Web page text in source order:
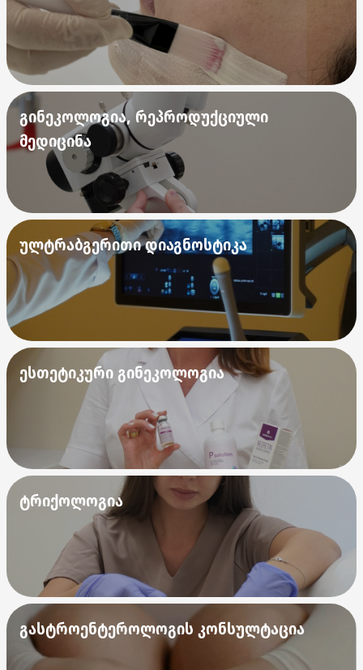
გინეკოლოგია, რეპროდუქციული
მედიცინა
ულტრაბგერითი დიაგნოსტიკა
ესთეტიკური გინეკოლოგია
ტრიქოლოგია
გასტროენტეროლოგის კონსულტაცია